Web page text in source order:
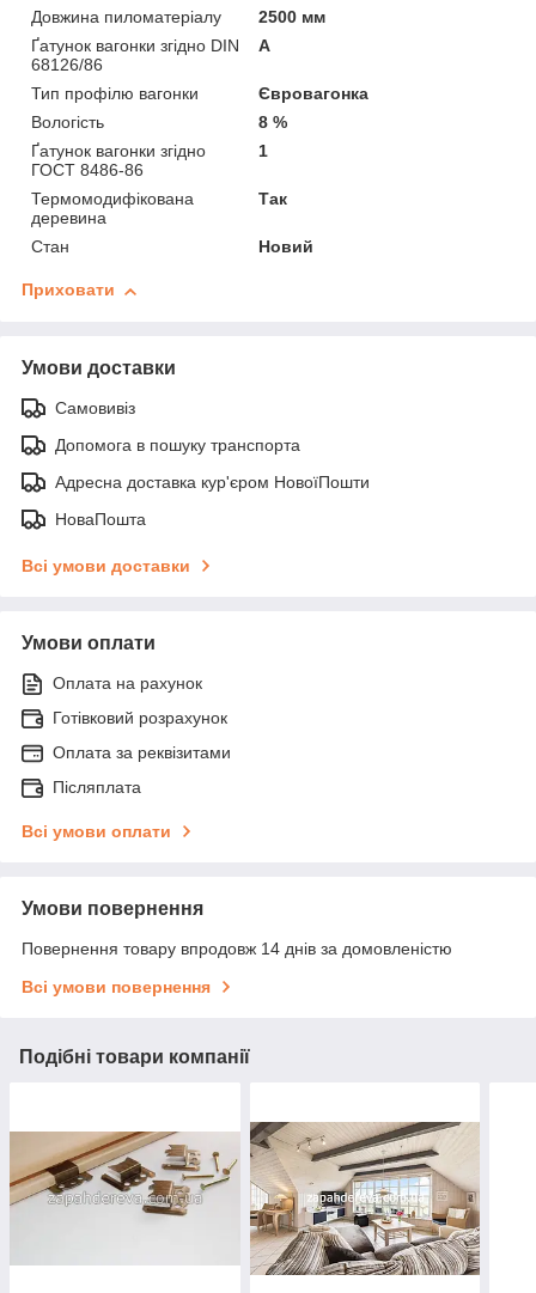
Довжина пиломатеріалу
2500 мм
Ґатунок вагонки згідно DIN
68126/86
А
Тип профілю вагонки
Євровагонка
Вологість
8 %
Ґатунок вагонки згідно
ГОСТ 8486-86
1
Термомодифікована
деревина
Так
Стан Новий
Приховати
Умови доставки
Самовивіз
Допомога в пошуку транспорта
Адресна доставка кур'єром НовоїПошти
НоваПошта
Всі умови доставки
Умови оплати
Оплата на рахунок
Готівковий розрахунок
Оплата за реквізитами
Післяплата
Всі умови оплати
Умови повернення
Повернення товару впродовж 14 днів за домовленістю
Всі умови повернення
Подібні товари компанії